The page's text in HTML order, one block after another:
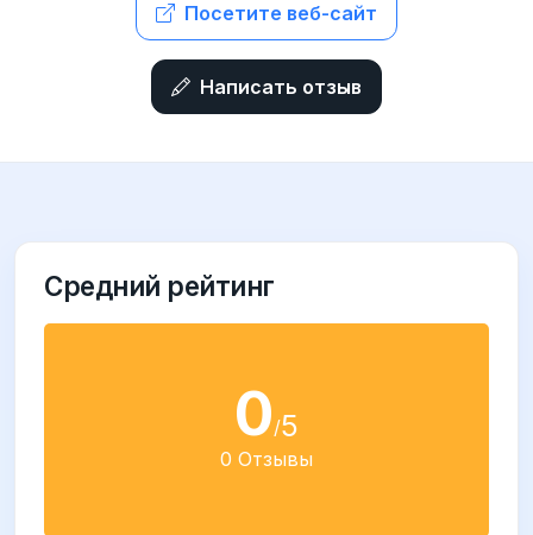
Посетите веб-сайт
Написать отзыв
Средний рейтинг
0/5
0 Отзывы